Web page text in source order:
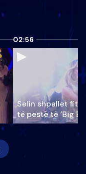
02:56
Selin shpallet
të pestë të ‘Big